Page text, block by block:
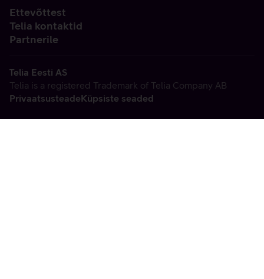
Ettevõttest
Telia kontaktid
Partnerile
Telia Eesti AS
Telia is a registered Trademark of Telia Company AB
PrivaatsusteadeKüpsiste seaded